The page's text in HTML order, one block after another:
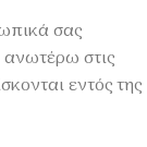
σας
ανωτέρω στις
εντός της